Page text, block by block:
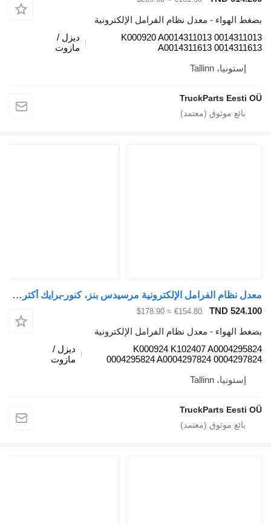
- معدل نظام الفرامل الإلكترونية
K000920 A0014311013
A0014311613
TruckParts
معدل نظام الفرامل الإلكترونية مرسيدس بنز، كنور-برايك أكتروس mp4 (01.12-) K000924 K102407 لـ السيارات القاطرة Mercedes-Benz Actros MP4 Antos Arocs (2012-)
TND
€154.80
≈ $178.90
- معدل نظام الفرامل الإلكترونية
K000924 K102407
0004295824 A0004297824
مازوت
TruckParts